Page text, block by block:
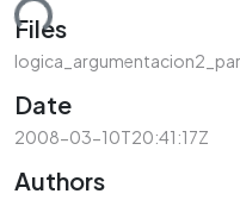
Files
Date
2008-03-10T20:41:17Z
Authors